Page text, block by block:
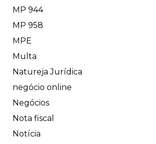
MP 944
MP 958
MPE
Multa
Natureja Jurídica
negócio online
Negócios
Nota fiscal
Notícia